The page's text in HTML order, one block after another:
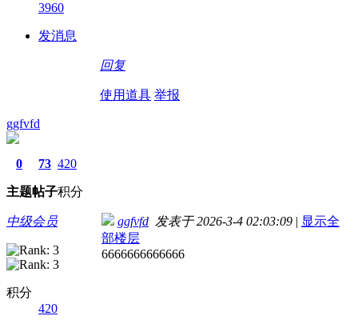
3960
发消息
回复
使用道具 举报
ggfvfd
0
主题
73
帖子
420
积分
中级会员
积分
420
ggfvfd 发表于 2026-3-4 02:03:09 | 显示全
部楼层
6666666666666